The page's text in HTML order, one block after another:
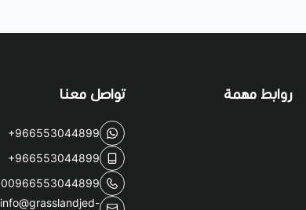
روابط مهمة تواصل معنا
+966553044899
+966553044899
00966553044899
info@grasslandjed-